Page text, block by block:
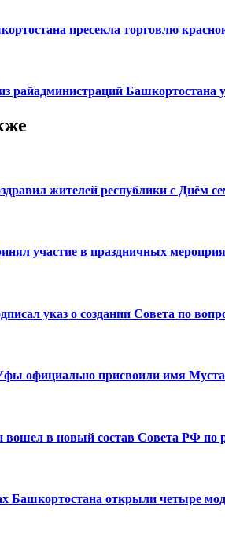
пресекла торговлю
райадминистраций Башкортостана
жителей республики с Днём
участие в праздничных
указ о создании Совета по
официально присвоили имя
вошел в новый состав Совета РФ по
Башкортостана открыли четыре